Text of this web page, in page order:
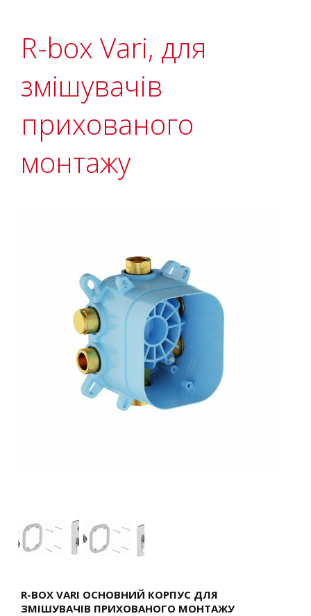
R-box Vari, для
змішувачів
прихованого
монтажу
R-BOX VARI ОСНОВНИЙ КОРПУС ДЛЯ
ЗМІШУВАЧІВ ПРИХОВАНОГО МОНТАЖУ